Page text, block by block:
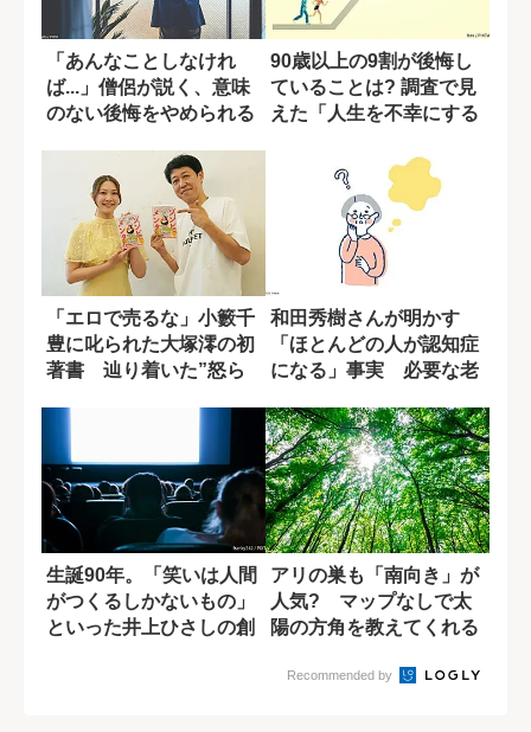
「あんなことしなけれ
ば...」僧侶が説く、意味
のない後悔をやめられる
90歳以上の9割が後悔し
ていることは? 調査で見
えた「人生を不幸にする
「エロで売るな」小籔千
豊に叱られた大塚澪の初
著書 辿り着いた”怒ら
和田秀樹さんが明かす
「ほとんどの人が認知症
になる」事実 必要な老
生誕90年。「笑いは人間
がつくるしかないもの」
といった井上ひさしの創
アリの巣も「南向き」が
人気? マップなしで太
陽の方角を教えてくれる
Recommended by